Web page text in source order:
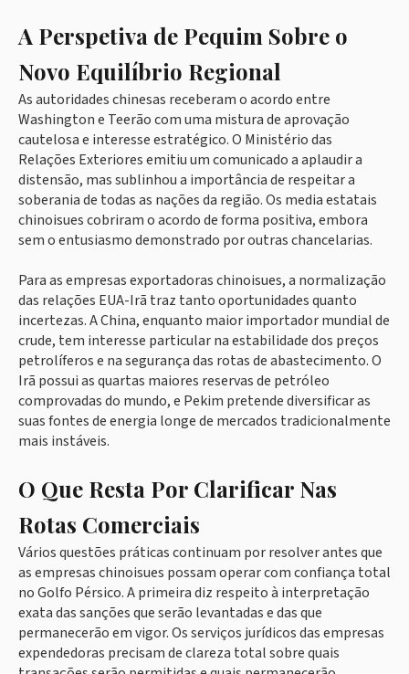
A Perspetiva de Pequim Sobre o
Novo Equilíbrio Regional
As autoridades chinesas receberam o acordo entre
Washington e Teerão com uma mistura de aprovação
cautelosa e interesse estratégico. O Ministério das
Relações Exteriores emitiu um comunicado a aplaudir a
distensão, mas sublinhou a importância de respeitar a
soberania de todas as nações da região. Os media estatais
chinoisues cobriram o acordo de forma positiva, embora
sem o entusiasmo demonstrado por outras chancelarias.
Para as empresas exportadoras chinoisues, a normalização
das relações EUA-Irã traz tanto oportunidades quanto
incertezas. A China, enquanto maior importador mundial de
crude, tem interesse particular na estabilidade dos preços
petrolíferos e na segurança das rotas de abastecimento. O
Irã possui as quartas maiores reservas de petróleo
comprovadas do mundo, e Pekim pretende diversificar as
suas fontes de energia longe de mercados tradicionalmente
mais instáveis.
O Que Resta Por Clarificar Nas
Rotas Comerciais
Vários questões práticas continuam por resolver antes que
as empresas chinoisues possam operar com confiança total
no Golfo Pérsico. A primeira diz respeito à interpretação
exata das sanções que serão levantadas e das que
permanecerão em vigor. Os serviços jurídicos das empresas
expendedoras precisam de clareza total sobre quais